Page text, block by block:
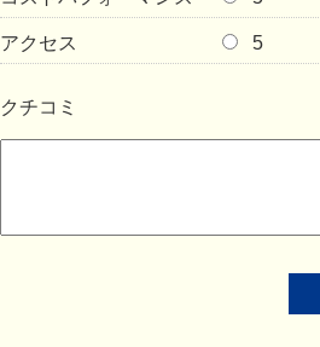
アクセス 5
クチコミ